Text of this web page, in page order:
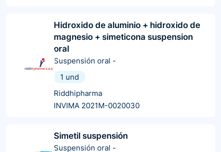
Hidroxido de aluminio + hidroxido de
magnesio + simeticona suspension
oral
Suspensión oral -
1 und
Riddhipharma
INVIMA 2021M-0020030
Simetil suspensión
Suspensión oral -